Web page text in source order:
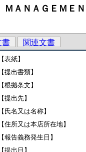
ＡＮＡＧＥＭＥ
書
関連文書